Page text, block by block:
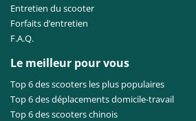
Entretien du scooter
Forfaits d’entretien
F.A.Q.
Le meilleur pour vous
Top 6 des scooters les plus populaires
Top 6 des déplacements domicile-travail
Top 6 des scooters chinois